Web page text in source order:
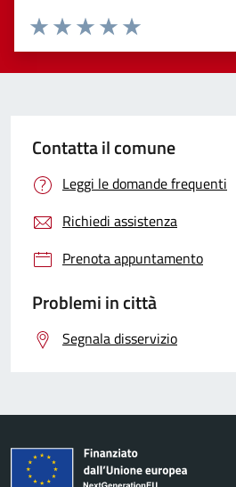
Valuta 5 stelle su 5
Valuta 4 stelle su 5
Valuta 3 stelle su 5
Valuta 2 stelle su 5
Valuta 1 stelle su 5
Contatta il comune
Leggi le domande frequenti
Richiedi assistenza
Prenota appuntamento
Problemi in città
Segnala disservizio